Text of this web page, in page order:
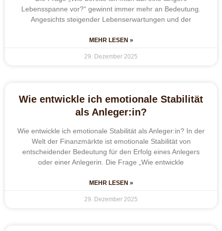
Lebensspanne vor?“ gewinnt immer mehr an Bedeutung.
Angesichts steigender Lebenserwartungen und der
MEHR LESEN »
29. Dezember 2025
Wie entwickle ich emotionale Stabilität
als Anleger:in?
Wie entwickle ich emotionale Stabilität als Anleger:in? In der
Welt der Finanzmärkte ist emotionale Stabilität von
entscheidender Bedeutung für den Erfolg eines Anlegers
oder einer Anlegerin. Die Frage „Wie entwickle
MEHR LESEN »
29. Dezember 2025